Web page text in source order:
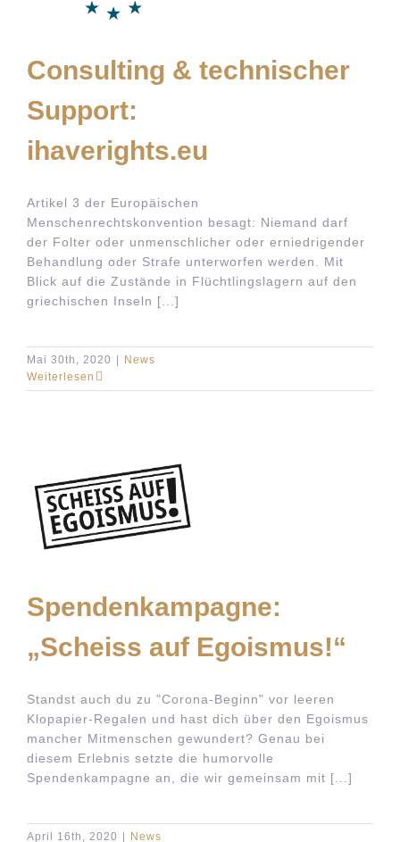
Consulting & technischer
Support:
ihaverights.eu
Artikel 3 der Europäischen
Menschenrechtskonvention besagt: Niemand darf
der Folter oder unmenschlicher oder erniedrigender
Behandlung oder Strafe unterworfen werden. Mit
Blick auf die Zustände in Flüchtlingslagern auf den
griechischen Inseln [...]
Mai 30th, 2020
News
Weiterlesen
Spendenkampagne:
„Scheiss auf Egoismus!“
Standst auch du zu "Corona-Beginn" vor leeren
Klopapier-Regalen und hast dich über den Egoismus
mancher Mitmenschen gewundert? Genau bei
diesem Erlebnis setzte die humorvolle
Spendenkampagne an, die wir gemeinsam mit [...]
April 16th, 2020 News